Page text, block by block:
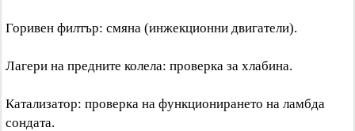
Горивен филтър: смяна (инжекционни двигатели).
Лагери на предните колела: проверка за хлабина.
Катализатор: проверка на функционирането на ламбда
сондата.